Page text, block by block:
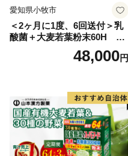
愛知県小牧市
＜2ヶ月に1度、6回送付＞乳
酸菌＋大麦若葉粉末60H 山
48,000円